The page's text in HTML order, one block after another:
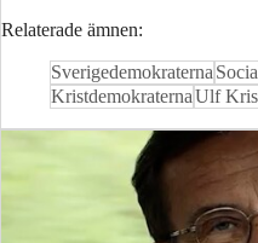
Relaterade ämnen:
Sverigedemokraterna
KristdemokraternaUlf